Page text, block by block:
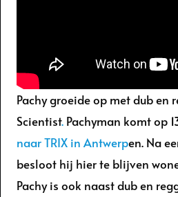
Pachy groeide op met dub en
Scientist. Pachyman komt op
naar TRIX in Antwerpen. Na
besloot hij hier te blijven
Pachy is ook naast dub en